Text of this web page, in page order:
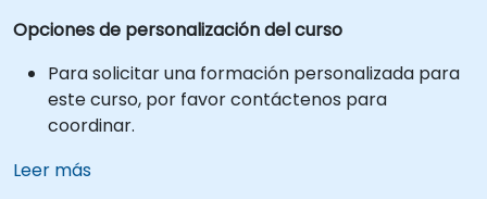
Opciones de personalización del curso
Para solicitar una formación personalizada para
este curso, por favor contáctenos para
coordinar.
Leer más